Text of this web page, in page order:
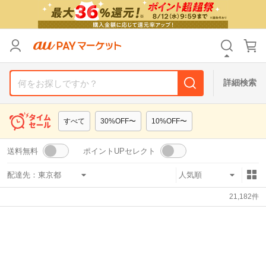
詳細検索
すべて 30%OFF〜 10%OFF〜
送料無料 ポイントUPセレクト
配達先：
21,182件
カテゴリ すべて
すべて
支払い方法 すべて
その他の条件
送料無料 タイムセール
Pontaパス特典対象すべて ポイントUPセレクトのみ
リセット
カテゴリ すべて
すべて
支払い方法 すべて
その他の条件
送料無料 タイムセール
Pontaパス特典対象すべて ポイントUPセレクトのみ